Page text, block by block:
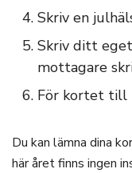
Skriv en
Skriv ditt
mottagare
För kortet till
Du kan lämna dina
här året finns ingen